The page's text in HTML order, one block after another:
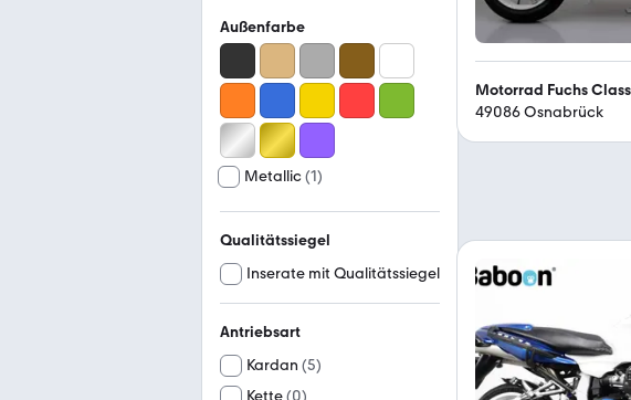
Außenfarbe
Metallic(1)
Qualitätssiegel
Inserate mit Qualitätssiegel
Antriebsart
Kardan (5)
Kette(0)
Motorrad Fuchs
49086 Osnabrück